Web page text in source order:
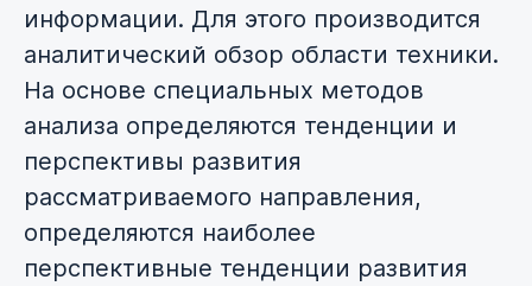
информации. Для этого производится
аналитический обзор области техники.
На основе специальных методов
анализа определяются тенденции и
перспективы развития
рассматриваемого направления,
определяются наиболее
перспективные тенденции развития